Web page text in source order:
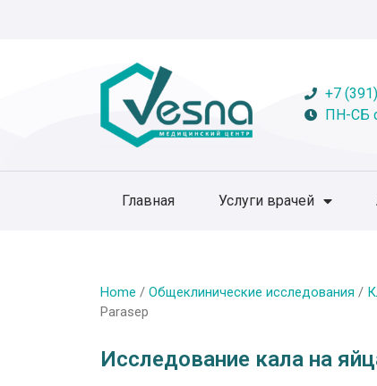
+7
ПН-СБ
Главная Услуги врачей
Home / Общеклинические исследования /
Parasep
Исследование кала на